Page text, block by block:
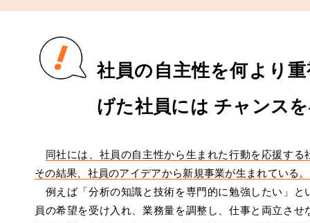
社員の自主性を何より
げた社員には チャンス
同社には、社員の自主性から生まれた行動を応援する
その結果、社員のアイデアから新規事業が生まれている。
例えば「分析の知識と技術を専門的に勉強したい」と
員の希望を受け入れ、業務量を調整し、仕事と両立させ